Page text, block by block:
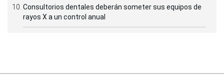
Consultorios dentales deberán someter sus equipos de
rayos X a un control anual